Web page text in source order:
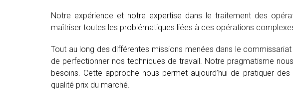
Notre expérience et notre expertise dans le traitement des
maîtriser toutes les problématiques liées à ces opérations
Tout au long des différentes missions menées dans le
de perfectionner nos techniques de travail. Notre pragmatisme
besoins. Cette approche nous permet aujourd’hui de pratiquer
qualité prix du marché.